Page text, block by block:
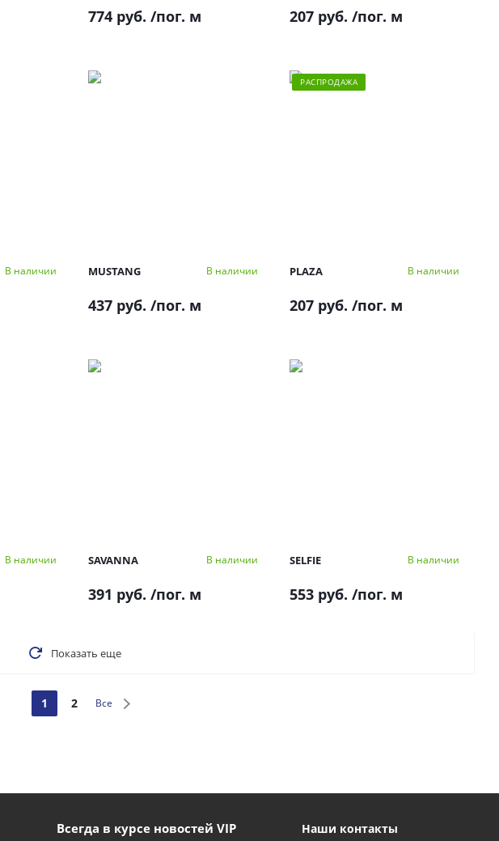
774 руб. /пог. м 207 руб. /пог. м
В наличии MUSTANG В наличии
437 руб. /пог. м
РАСПРОДАЖА
PLAZA В наличии
207 руб. /пог. м
В наличии SAVANNA В наличии
391 руб. /пог. м
SELFIE В наличии
553 руб. /пог. м
Показать еще
1 2 Все
Всегда в курсе новостей VIP
Наши контакты